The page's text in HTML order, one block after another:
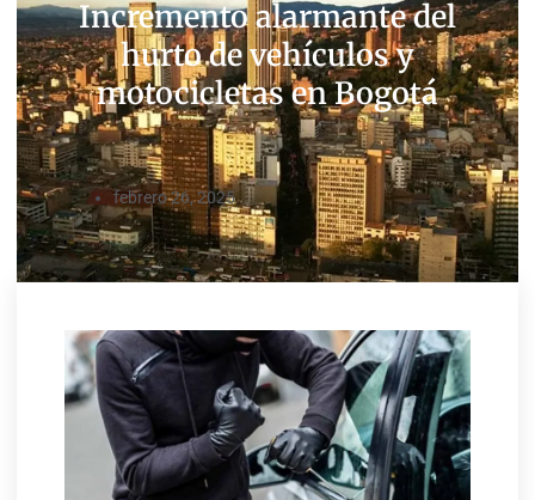
Incremento alarmante del
hurto de vehículos y
motocicletas en Bogotá
febrero 26, 2025